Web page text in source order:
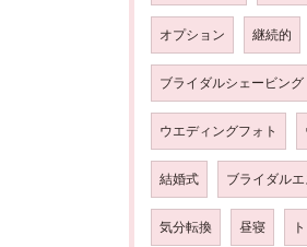
オプション 継続的
ブライダルシェービング
ウエディングフォト
結婚式 ブライダル
気分転換 昼寝